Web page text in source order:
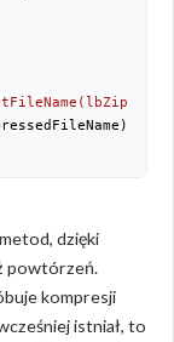
dzięki
powtórzeń.
kompresji
istniał, to